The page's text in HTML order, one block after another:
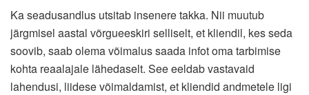
Ka seadusandlus utsitab insenere takka. Nii muutub
järgmisel aastal võrgueeskiri selliselt, et kliendil, kes seda
soovib, saab olema võimalus saada infot oma tarbimise
kohta reaalajale lähedaselt. See eeldab vastavaid
lahendusi, liidese võimaldamist, et kliendid andmetele ligi